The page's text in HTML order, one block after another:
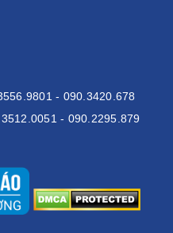
- 090.3420.678
- 090.2295.879